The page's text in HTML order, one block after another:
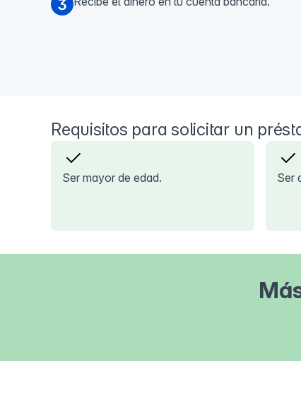
Requisitos para solicitar un
Ser mayor de edad. Ser